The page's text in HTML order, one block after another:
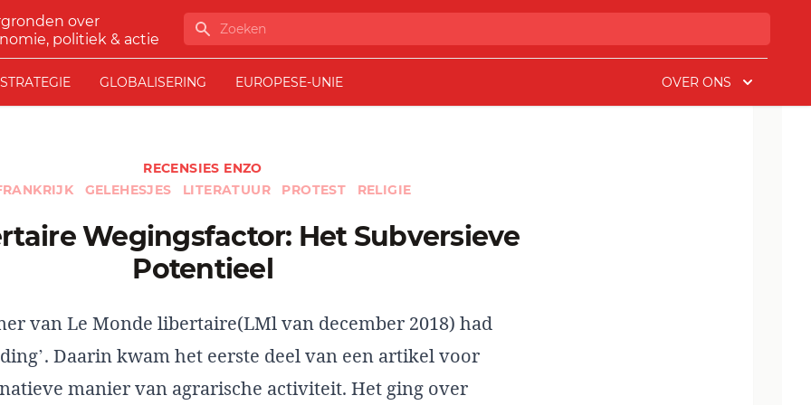
over
politiek & actie
Zoeken
STRATEGIE GLOBALISERING EUROPESE-UNIE OVER ONS
RECENSIES ENZO
GELEHESJES LITERATUUR PROTEST RELIGIE
Potentieel
van Le Monde libertaire(LMl van december 2018) had
Daarin kwam het eerste deel van een artikel voor
manier van agrarische activiteit. Het ging over